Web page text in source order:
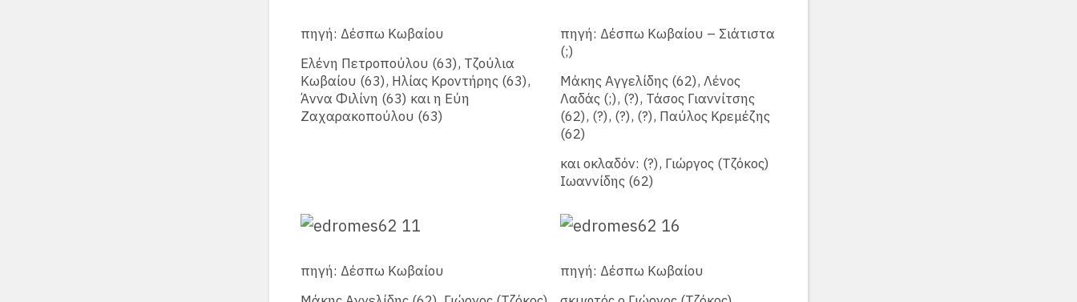
πηγή: Δέσπω Κωβαίου
Ελένη Πετροπούλου (63), Τζούλια
Κωβαίου (63), Ηλίας Κροντήρης (63),
Άννα Φιλίνη (63) και η Εύη
Ζαχαρακοπούλου (63)
πηγή: Δέσπω Κωβαίου – Σιάτιστα
(;)
Μάκης Αγγελίδης (62), Λένος
Λαδάς (;), (?), Τάσος Γιαννίτσης
(62), (?), (?), (?), Παύλος Κρεμέζης
(62)
και οκλαδόν: (?), Γιώργος (Τζόκος)
Ιωαννίδης (62)
πηγή: Δέσπω Κωβαίου
πηγή: Δέσπω Κωβαίου